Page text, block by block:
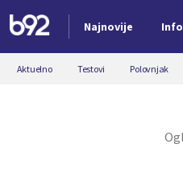
Najnovije Info
Nova vest
Aktuelno Testovi Polovnjak